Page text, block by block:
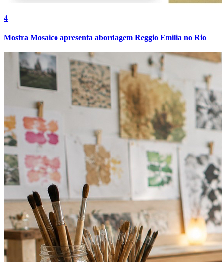
Fortaleza
4
Mostra Mosaico apresenta abordagem Reggio Emilia no Rio